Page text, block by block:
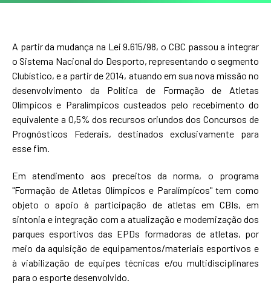
A partir da mudança na Lei 9.615/98, o CBC passou a integrar
o Sistema Nacional do Desporto, representando o segmento
Clubístico, e a partir de 2014, atuando em sua nova missão no
desenvolvimento da Política de Formação de Atletas
Olímpicos e Paralímpicos custeados pelo recebimento do
equivalente a 0,5% dos recursos oriundos dos Concursos de
Prognósticos Federais, destinados exclusivamente para
esse fim.
Em atendimento aos preceitos da norma, o programa
"Formação de Atletas Olímpicos e Paralímpícos" tem como
objeto o apoio à participação de atletas em CBIs, em
sintonia e integração com a atualização e modernização dos
parques esportivos das EPDs formadoras de atletas, por
meio da aquisição de equipamentos/materiais esportivos e
à viabilização de equipes técnicas e/ou multidisciplinares
para o esporte desenvolvido.